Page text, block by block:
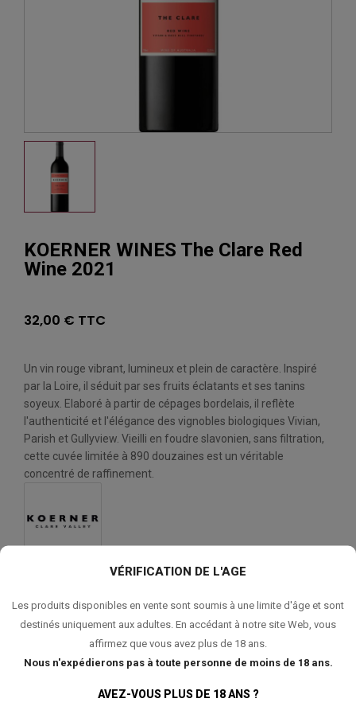
VÉRIFICATION DE L'AGE
Les produits disponibles en vente sont soumis à une limite d'âge et sont
destinés uniquement aux adultes. En accédant à notre site Web, vous
affirmez que vous avez plus de 18 ans.
Nous n'expédierons pas à toute personne de moins de 18 ans.
AVEZ-VOUS PLUS DE 18 ANS ?
KOERNER WINES The Clare Red
Wine 2021
32,00 € TTC
Un vin rouge vibrant, lumineux et plein de caractère. Inspiré
par la Loire, il séduit par ses fruits éclatants et ses tanins
soyeux. Elaboré à partir de cépages bordelais, il reflète
l'authenticité et l'élégance des vignobles biologiques Vivian,
Parish et Gullyview. Vieilli en foudre slavonien, sans filtration,
cette cuvée limitée à 890 douzaines est un véritable
concentré de raffinement.
QUANTITÉ:
AJOUTER AU PANIER